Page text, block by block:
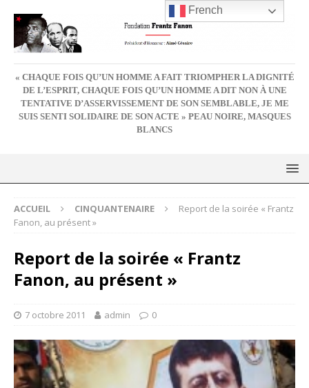
« CHAQUE FOIS QU’UN HOMME A FAIT TRIOMPHER LA DIGNITÉ
DE L’ESPRIT, CHAQUE FOIS QU’UN HOMME A DIT NON À UNE
TENTATIVE D’ASSERVISSEMENT DE SON SEMBLABLE, JE ME
SUIS SENTI SOLIDAIRE DE SON ACTE » PEAU NOIRE, MASQUES
BLANCS
ACCUEIL CINQUANTENAIRE
Report de la soirée « Frantz
Fanon, au présent »
Report de la soirée « Frantz
Fanon, au présent »
7 octobre 2011 admin 0
French